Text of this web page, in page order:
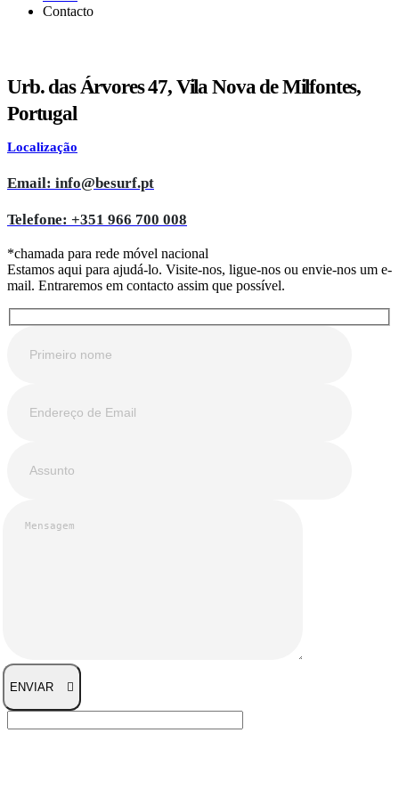
Contacto
Urb. das Árvores 47, Vila Nova de Milfontes,
Portugal
Localização
Email: info@besurf.pt
Telefone: +351 966 700 008
*chamada para rede móvel nacional
Estamos aqui para ajudá-lo. Visite-nos, ligue-nos ou envie-nos um e-
mail. Entraremos em contacto assim que possível.
ENVIAR